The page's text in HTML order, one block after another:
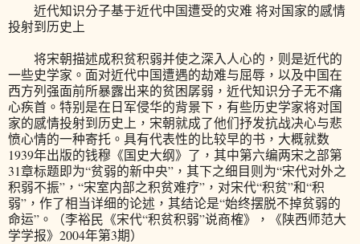
近代知识分子基于近代中国遭受的灾难 将对国家的感情
投射到历史上
将宋朝描述成积贫积弱并使之深入人心的，则是近代的
一些史学家。面对近代中国遭遇的劫难与屈辱，以及中国在
西方列强面前所暴露出来的贫困孱弱，近代知识分子无不痛
心疾首。特别是在日军侵华的背景下，有些历史学家将对国
家的感情投射到历史上，宋朝就成了他们抒发抗战决心与悲
愤心情的一种寄托。具有代表性的比较早的书，大概就数
1939年出版的钱穆《国史大纲》了，其中第六编两宋之部第
31章标题即为“贫弱的新中央”，其下之细目则为“宋代对外之
积弱不振”，“宋室内部之积贫难疗”，对宋代“积贫”和“积
弱”，作了相当详细的论述，其结论是“始终摆脱不掉贫弱的
命运”。（李裕民《宋代“积贫积弱”说商榷》，《陕西师范大
学学报》2004年第3期）